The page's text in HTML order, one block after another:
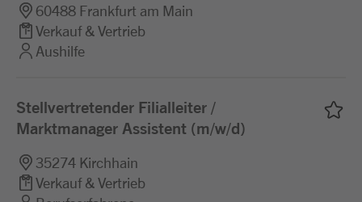
60488 Frankfurt am Main
Verkauf & Vertrieb
Aushilfe
Stellvertretender Filialleiter /
Marktmanager Assistent (m/w/d)
35274 Kirchhain
Verkauf & Vertrieb